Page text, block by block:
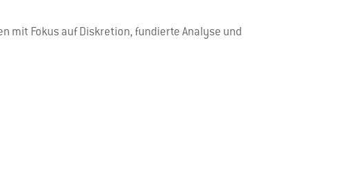
mit Fokus auf Diskretion, fundierte Analyse und